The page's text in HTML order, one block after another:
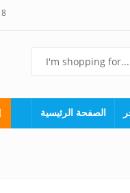
الصفحة الرئيسية